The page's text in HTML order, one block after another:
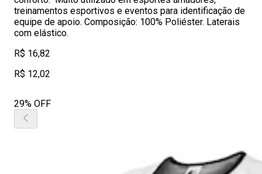
treinamentos esportivos e eventos para identificação de
equipe de apoio. Composição: 100% Poliéster. Laterais
com elástico.
R$ 16,82
R$ 12,02
29% OFF